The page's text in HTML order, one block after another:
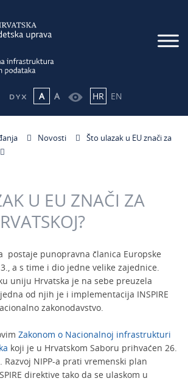
A A HR EN
Novosti
Što ulazak u EU znači za
U EU ZNAČI ZA
postaje punopravna članica Europske
a s time i dio jedne velike zajednice.
uniju Hrvatska je na sebe preuzela
od njih je i implementacija INSPIRE
zakonodavstvo.
Zakonom o Nacionalnoj infrastrukturi
koji je u Hrvatskom Saboru prihvaćen 26.
NIPP-a prati vremenski plan
direktive tako da se ulaskom u